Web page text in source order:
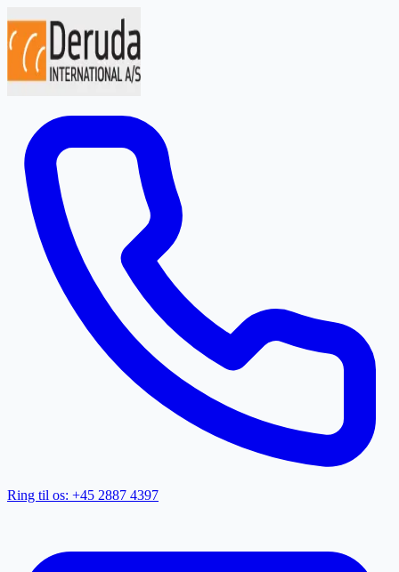
Ring til os: +45 2887 4397